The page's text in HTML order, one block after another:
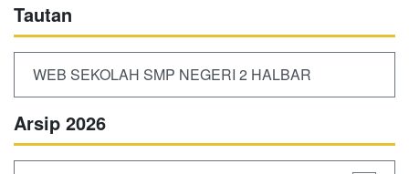
Tautan
WEB SEKOLAH SMP NEGERI 2 HALBAR
Arsip 2026